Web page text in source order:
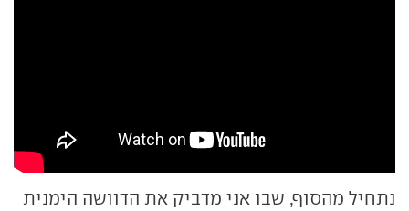
נתחיל מהסוף, שבו אני מדביק את הדוושה הימנית